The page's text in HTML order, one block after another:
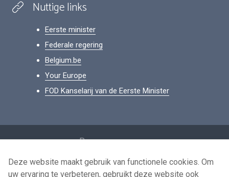
Nuttige links
Eerste minister
Federale regering
Belgium.be
Your Europe
FOD Kanselarij van de Eerste Minister
Persoonsgegevens
Voorwaarden voor het hergebruik
Deze website maakt gebruik van functionele cookies. Om
uw ervaring te verbeteren, gebruikt deze website ook